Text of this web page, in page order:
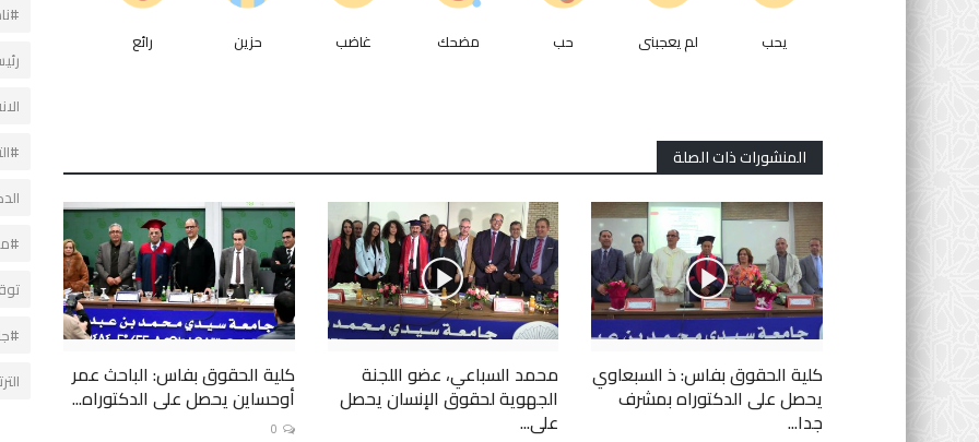
يحب لم يعجبنى حب مضحك غاضب حزين رائع
المنشورات ذات الصلة
كلية الحقوق بفاس: ذ السبعاوي
يحصل على الدكتوراه بمشرف
جدا...
محمد السباعي، عضو اللجنة
الجهوية لحقوق الإنسان يحصل
على...
كلية الحقوق بفاس: الباحث عمر
أوحساين يحصل على الدكتوراه...
0